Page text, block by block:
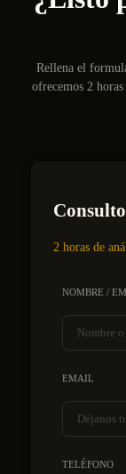
Rellena el
ofrecemos 2
2 horas de
NOMBRE /
EMAIL
TELÉFONO